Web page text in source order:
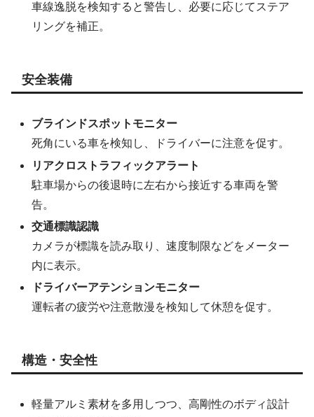
車線逸脱を検知すると警告し、必要に応じてステア
リングを補正。
安全装備
ブラインドスポットモニター
死角にいる車を検知し、ドライバーに注意を促す。
リアクロストラフィックアラート
駐車場からの後退時に左右から接近する車両を警
告。
交通標識認識
カメラが標識を読み取り、速度制限などをメーター
内に表示。
ドライバーアテンションモニター
運転者の疲労や注意散漫を検知して休憩を促す。
構造・安全性
軽量アルミ素材を多用しつつ、高剛性のボディ設計